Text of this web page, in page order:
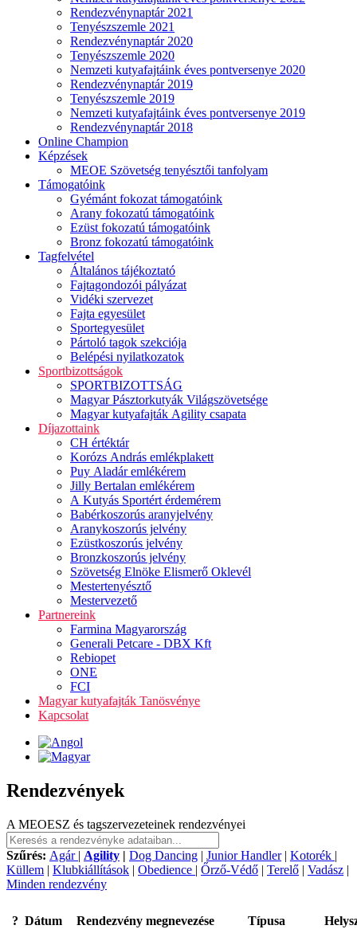
Rendezvénynaptár 2021
Tenyészszemle 2021
Rendezvénynaptár 2020
Tenyészszemle 2020
Nemzeti kutyafajtáink éves pontversenye 2020
Rendezvénynaptár 2019
Tenyészszemle 2019
Nemzeti kutyafajtáink éves pontversenye 2019
Rendezvénynaptár 2018
Online Champion
Képzések
MEOE Szövetség tenyésztői tanfolyam
Támogatóink
Gyémánt fokozat támogatóink
Arany fokozatú támogatóink
Ezüst fokozatú támogatóink
Bronz fokozatú támogatóink
Tagfelvétel
Általános tájékoztató
Fajtagondozói pályázat
Vidéki szervezet
Fajta egyesület
Sportegyesület
Pártoló tagok szekciója
Belépési nyilatkozatok
Sportbizottságok
SPORTBIZOTTSÁG
Magyar Pásztorkutyák Világszövetsége
Magyar kutyafajták Agility csapata
Díjazottaink
CH értéktár
Korózs András emlékplakett
Puy Aladár emlékérem
Jilly Bertalan emlékérem
A Kutyás Sportért érdemérem
Babérkoszorús aranyjelvény
Aranykoszorús jelvény
Ezüstkoszorús jelvény
Bronzkoszorús jelvény
Szövetség Elnöke Elismerő Oklevél
Mestertenyésztő
Mestervezető
Partnereink
Farmina Magyarország
Generali Petcare - DBX Kft
Rebiopet
ONE
FCI
Magyar kutyafajták Tanösvénye
Kapcsolat
Rendezvények
A MEOESZ és tagszervezeteinek rendezvényei
Szűrés: Agár | Agility | Dog Dancing | Junior Handler| Kotorék |
Küllem | Klubkiállítások | Obedience | Őrző-Védő | Terelő | Vadász |
Minden rendezvény
? Dátum Rendezvény megnevezése Típusa